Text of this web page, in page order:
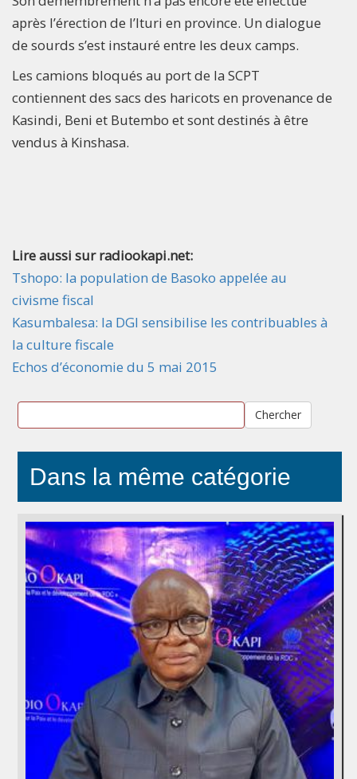
après l’érection de l’Ituri en province. Un dialogue
de sourds s’est instauré entre les deux camps.
Les camions bloqués au port de la SCPT
contiennent des sacs des haricots en provenance de
Kasindi, Beni et Butembo et sont destinés à être
vendus à Kinshasa.
Lire aussi sur radiookapi.net:
Tshopo: la population de Basoko appelée au
civisme fiscal
Kasumbalesa: la DGI sensibilise les contribuables à
la culture fiscale
Echos d’économie du 5 mai 2015
Chercher
Dans la même catégorie